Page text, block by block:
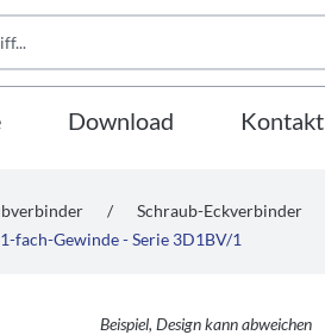
Download Kontakt
/ Schraub-Eckverbinder
fach-Gewinde - Serie 3D1BV/1
Beispiel, Design kann abweichen